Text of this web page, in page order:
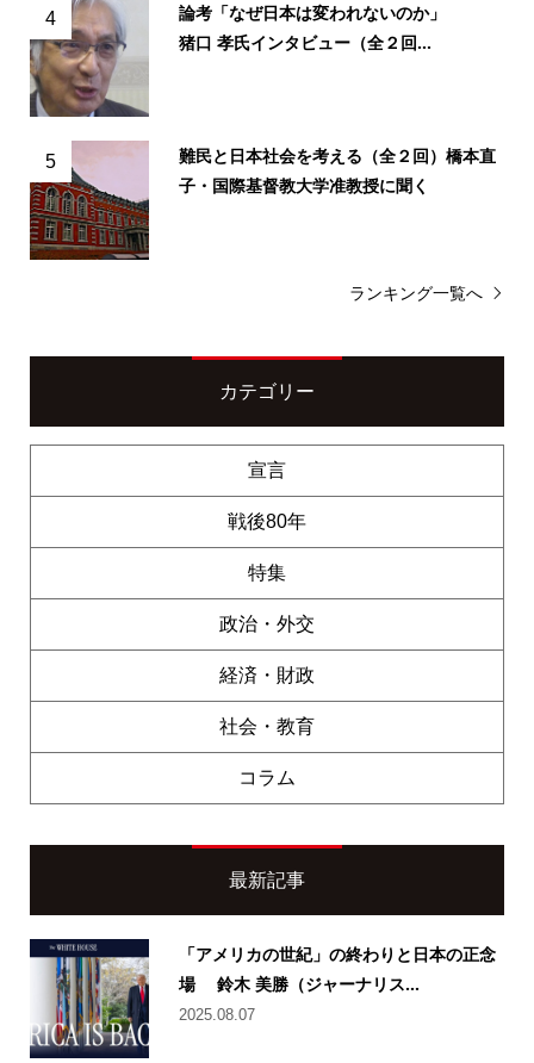
4
論考「なぜ日本は変われないのか」
猪口 孝氏インタビュー（全２回...
5
難民と日本社会を考える（全２回）橋本直
子・国際基督教大学准教授に聞く
ランキング一覧へ
カテゴリー
宣言
戦後80年
特集
政治・外交
経済・財政
社会・教育
コラム
最新記事
「アメリカの世紀」の終わりと日本の正念
場 鈴木 美勝（ジャーナリス...
2025.08.07